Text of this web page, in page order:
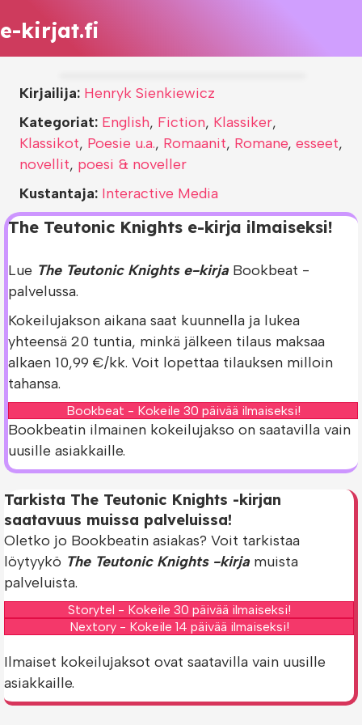
e-kirjat.fi
The Teutonic Knights e-kirja ilmaiseksi!
Lue The Teutonic Knights e-kirja Bookbeat -
palvelussa.
Kokeilujakson aikana saat kuunnella ja lukea
yhteensä 20 tuntia, minkä jälkeen tilaus maksaa
alkaen 10,99 €/kk. Voit lopettaa tilauksen milloin
tahansa.
Bookbeat - Kokeile 30 päivää ilmaiseksi!
Bookbeatin ilmainen kokeilujakso on saatavilla vain
uusille asiakkaille.
Kirjailija: Henryk Sienkiewicz
Kategoriat: English, Fiction, Klassiker,
Klassikot, Poesie u.a., Romaanit, Romane, esseet,
novellit, poesi & noveller
Kustantaja: Interactive Media
Tarkista The Teutonic Knights -kirjan
saatavuus muissa palveluissa!
Oletko jo Bookbeatin asiakas? Voit tarkistaa
löytyykö The Teutonic Knights -kirja muista
palveluista.
Storytel - Kokeile 30 päivää ilmaiseksi!
Nextory - Kokeile 14 päivää ilmaiseksi!
Ilmaiset kokeilujaksot ovat saatavilla vain uusille
asiakkaille.